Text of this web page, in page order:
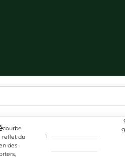
courbe
reflet du
des
1